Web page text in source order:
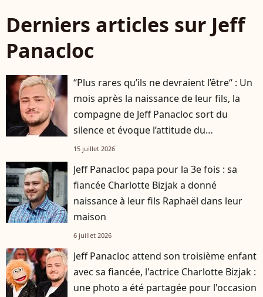
Derniers articles sur Jeff
Panacloc
“Plus rares qu’ils ne devraient l’être“ : Un
mois après la naissance de leur fils, la
compagne de Jeff Panacloc sort du
silence et évoque l’attitude du
ventriloque dans cette aventure
15 juillet 2026
Jeff Panacloc papa pour la 3e fois : sa
fiancée Charlotte Bizjak a donné
naissance à leur fils Raphaël dans leur
maison
6 juillet 2026
Jeff Panacloc attend son troisième enfant
avec sa fiancée, l'actrice Charlotte Bizjak :
une photo a été partagée pour l'occasion